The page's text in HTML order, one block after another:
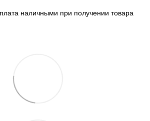
при получении товара